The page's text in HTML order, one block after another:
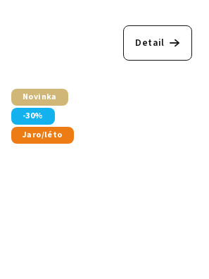
Detail
Novinka
-30%
Jaro/léto